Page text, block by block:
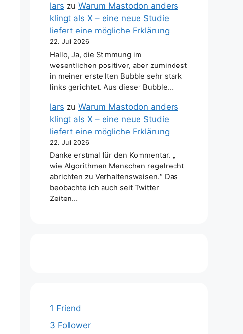
lars zu Warum Mastodon anders
klingt als X – eine neue Studie
liefert eine mögliche Erklärung
22. Juli 2026
Hallo, Ja, die Stimmung im
wesentlichen positiver, aber zumindest
in meiner erstellten Bubble sehr stark
links gerichtet. Aus dieser Bubble…
lars zu Warum Mastodon anders
klingt als X – eine neue Studie
liefert eine mögliche Erklärung
22. Juli 2026
Danke erstmal für den Kommentar. „
wie Algorithmen Menschen regelrecht
abrichten zu Verhaltensweisen.“ Das
beobachte ich auch seit Twitter
Zeiten…
1 Friend
3 Follower